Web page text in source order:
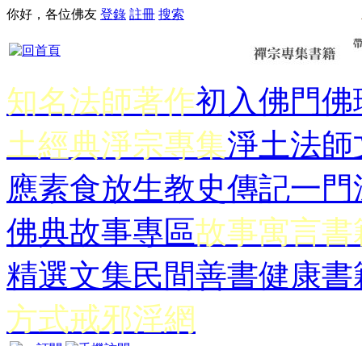
你好，各位佛友 登錄 註冊 搜索
知名法師著作初入佛門佛
土經典淨宗專集淨土法師
應素食放生教史傳記一門
佛典故事專區故事寓言書
精選文集民間善書健康書
方式戒邪淫網